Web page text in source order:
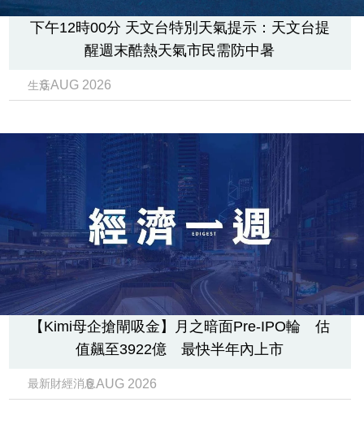
下午12時00分 天文台特別天氣提示：天文台提
醒週末酷熱天氣市民需防中暑
生活6 AUG 2026
【Kimi母企搶閘吸金】月之暗面Pre-IPO輪 估
值飆至3922億 最快半年內上市
最新財經消息6 AUG 2026